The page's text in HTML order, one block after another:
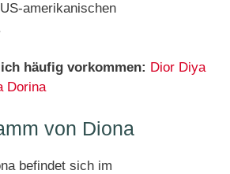
amerikanischen
häufig vorkommen: Dior Diya
Dorina
von Diona
befindet sich im